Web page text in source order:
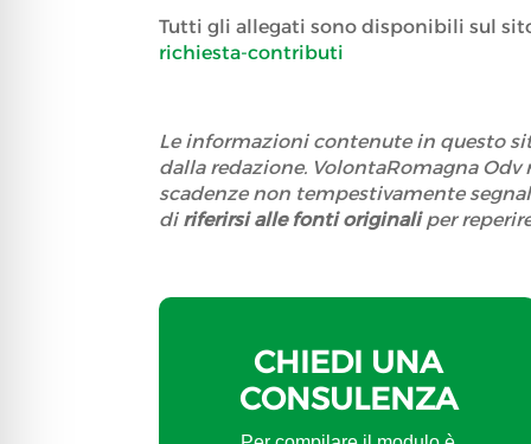
Tutti gli allegati sono disponibili sul
richiesta-contributi
Le informazioni contenute in questo
dalla redazione. VolontaRomagna
scadenze non tempestivamente
di riferirsi alle fonti originali per
CHIEDI UNA
CONSULENZA